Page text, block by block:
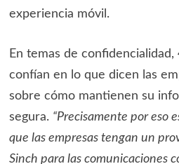
experiencia móvil.
En temas de
confían en lo que dicen las
sobre cómo mantienen su
segura. “Precisamente por eso
que las empresas tengan un
Sinch para las comunicaciones